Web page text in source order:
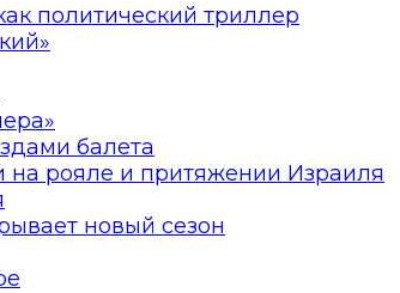
политический триллер
балета
на рояле и притяжении Израиля
новый сезон